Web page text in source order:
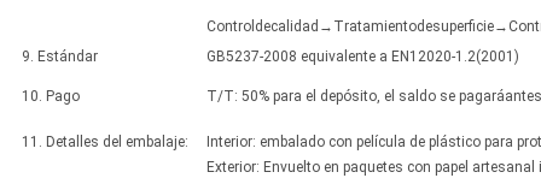
9. Estándar
GB5237-2008 equivalente a EN12020-1.2(2001)
10. Pago T/T: 50% para el depósito, el saldo se
11. Detalles del embalaje:
Interior: embalado con película de plástico para
Exterior: Envuelto en paquetes con papel